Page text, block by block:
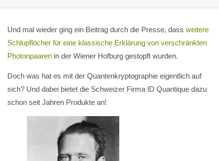
Und mal wieder ging ein Beitrag durch die Presse, dass weitere
Schlupflöcher für eine klassische Erklärung von verschränkten
Photonpaaren in der Wiener Hofburg gestopft wurden.
Doch was hat es mit der Quantenkryptographie eigentlich auf
sich? Und dabei bietet die Schweizer Firma ID Quantique dazu
schon seit Jahren Produkte an!